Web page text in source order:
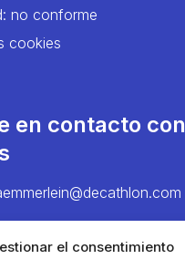
el consentimiento
no conforme
cookies
en contacto con
→ Project